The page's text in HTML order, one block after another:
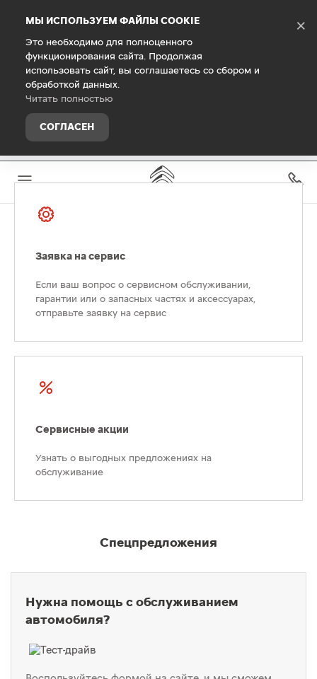
МЫ ИСПОЛЬЗУЕМ ФАЙЛЫ COOKIE
Это необходимо для полноценного
функционирования сайта. Продолжая
использовать сайт, вы соглашаетесь со сбором и
обработкой данных.
Читать полностью
СОГЛАСЕН
×
Заявка на сервис
Если ваш вопрос о сервисном обслуживании,
гарантии или о запасных частях и аксессуарах,
отправьте заявку на сервис
Сервисные акции
Узнать о выгодных предложениях на
обслуживание
Спецпредложения
Нужна помощь с обслуживанием
автомобиля?